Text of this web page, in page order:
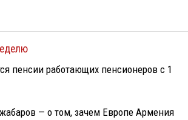
пенсии работающих пенсионеров с 1
— о том, зачем Европе Армения